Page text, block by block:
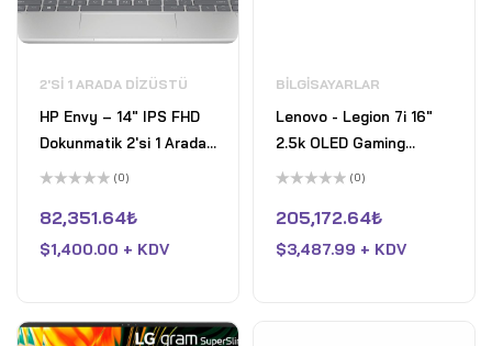
2'SI 1 ARADA DIZÜSTÜ
HP Envy – 14" IPS FHD
Dokunmatik 2'si 1 Arada
Laptop Intel Core 7
16GB DDR4 RAM 512GB
Pcle SSD Win 11 Home
üzerinden
0
aldı
(0)
82,351.64₺
$1,400.00 + KDV
BILGISAYARLAR
Lenovo - Legion 7i 16"
2.5k OLED Gaming
Laptop - Intel Core Ultra
- NVIDIA GeForce RTX
5070 - 1TB SSD -
üzerinden
0
aldı
(0)
205,172.64₺
$3,487.99 + KDV